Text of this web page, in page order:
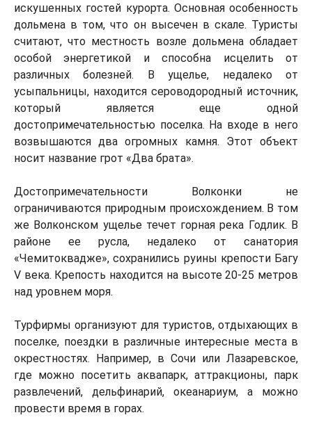
искушенных гостей курорта. Основная особенность
дольмена в том, что он высечен в скале. Туристы
считают, что местность возле дольмена обладает
особой энергетикой и способна исцелить от
различных болезней. В ущелье, недалеко от
усыпальницы, находится сероводородный источник,
который является еще одной
достопримечательностью поселка. На входе в него
возвышаются два огромных камня. Этот объект
носит название грот «Два брата».
Достопримечательности Волконки не
ограничиваются природным происхождением. В том
же Волконском ущелье течет горная река Годлик. В
районе ее русла, недалеко от санатория
«Чемитоквадже», сохранились руины крепости Багу
V века. Крепость находится на высоте 20-25 метров
над уровнем моря.
Турфирмы организуют для туристов, отдыхающих в
поселке, поездки в различные интересные места в
окрестностях. Например, в Сочи или Лазаревское,
где можно посетить аквапарк, аттракционы, парк
развлечений, дельфинарий, океанариум, а можно
провести время в горах.